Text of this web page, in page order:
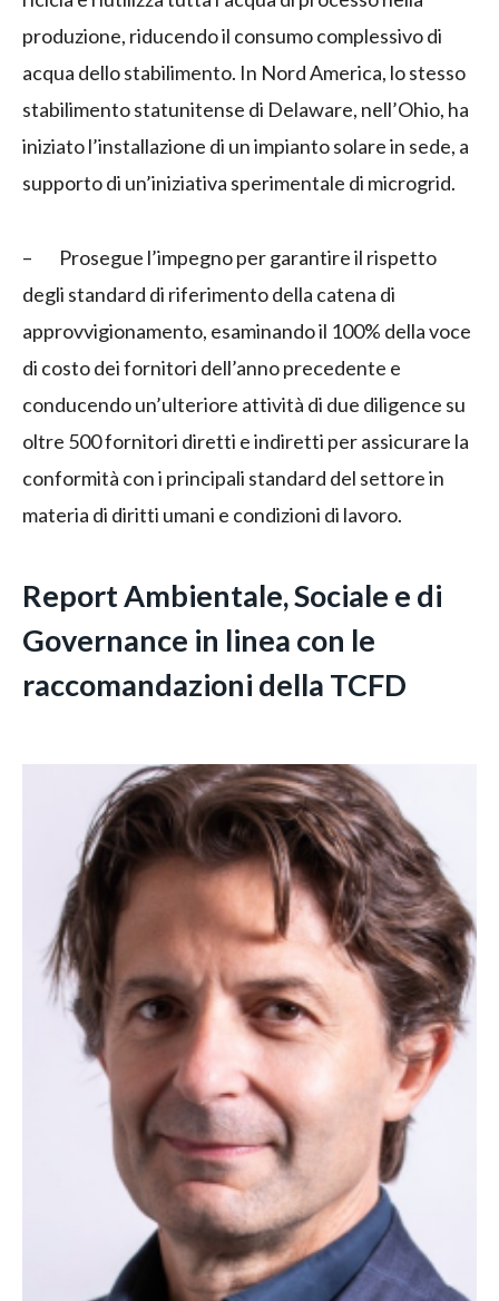
produzione, riducendo il consumo complessivo di
acqua dello stabilimento. In Nord America, lo stesso
stabilimento statunitense di Delaware, nell’Ohio, ha
iniziato l’installazione di un impianto solare in sede, a
supporto di un’iniziativa sperimentale di microgrid.
– Prosegue l’impegno per garantire il rispetto
degli standard di riferimento della catena di
approvvigionamento, esaminando il 100% della voce
di costo dei fornitori dell’anno precedente e
conducendo un’ulteriore attività di due diligence su
oltre 500 fornitori diretti e indiretti per assicurare la
conformità con i principali standard del settore in
materia di diritti umani e condizioni di lavoro.
Report Ambientale, Sociale e di
Governance in linea con le
raccomandazioni della TCFD